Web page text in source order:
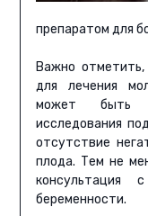
препаратом для
Важно отметить,
для лечения
может быть
исследования
отсутствие
плода. Тем не
консультация
беременности.